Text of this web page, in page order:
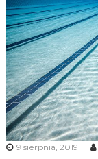
9 sierpnia, 2019